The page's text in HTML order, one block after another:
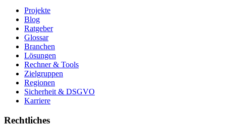
Projekte
Blog
Ratgeber
Glossar
Branchen
Lösungen
Rechner & Tools
Zielgruppen
Regionen
Sicherheit & DSGVO
Karriere
Rechtliches